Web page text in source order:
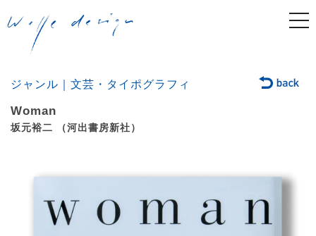
ジャンル｜文芸・タイポグラフィ
Woman
坂元裕二 （河出書房新社）